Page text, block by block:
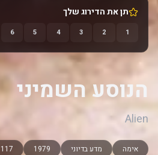
תן את הדירוג שלך
1
2
3
4
5
6
הנוסע השמיני
Alien
אימה מדע בדיוני 1979 117 דק'